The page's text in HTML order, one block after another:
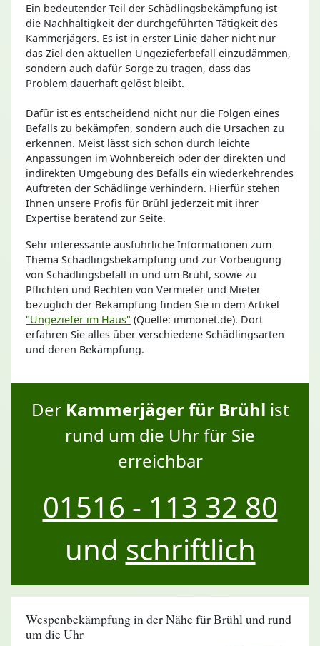
Ein bedeutender Teil der Schädlingsbekämpfung ist
die Nachhaltigkeit der durchgeführten Tätigkeit des
Kammerjägers. Es ist in erster Linie daher nicht nur
das Ziel den aktuellen Ungezieferbefall einzudämmen,
sondern auch dafür Sorge zu tragen, dass das
Problem dauerhaft gelöst bleibt.
Dafür ist es entscheidend nicht nur die Folgen eines
Befalls zu bekämpfen, sondern auch die Ursachen zu
erkennen. Meist lässt sich schon durch leichte
Anpassungen im Wohnbereich oder der direkten und
indirekten Umgebung des Befalls ein wiederkehrendes
Auftreten der Schädlinge verhindern. Hierfür stehen
Ihnen unsere Profis für Brühl jederzeit mit ihrer
Expertise beratend zur Seite.
Sehr interessante ausführliche Informationen zum
Thema Schädlingsbekämpfung und zur Vorbeugung
von Schädlingsbefall in und um Brühl, sowie zu
Pflichten und Rechten von Vermieter und Mieter
bezüglich der Bekämpfung finden Sie in dem Artikel
"Ungeziefer im Haus" (Quelle: immonet.de). Dort
erfahren Sie alles über verschiedene Schädlingsarten
und deren Bekämpfung.
Der Kammerjäger für Brühl ist
rund um die Uhr für Sie
erreichbar
01516 - 113 32 80
und schriftlich
Wespenbekämpfung in der Nähe für Brühl und rund
um die Uhr